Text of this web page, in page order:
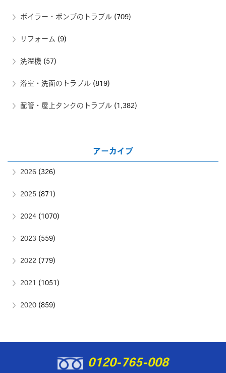
ボイラー・ポンプのトラブル (709)
リフォーム (9)
洗濯機 (57)
浴室・洗面のトラブル (819)
配管・屋上タンクのトラブル (1,382)
アーカイブ
2026 (326)
2025 (871)
2024 (1070)
2023 (559)
2022 (779)
2021 (1051)
2020 (859)
0120-765-008